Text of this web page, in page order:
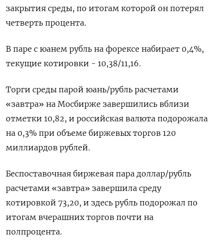
закрытия среды, по итогам которой он потерял
четверть процента.
В ​паре с юанем рубль на форексе ​набирает 0,4%,
текущие котировки - 10,38/11,16.
Торги среды парой ​юань/рубль расчетами
«завтра» ⁠на Мосбирже завершились вблизи
отметки 10,82, и российская валюта подорожала
на 0,3% при объеме биржевых ‌торгов 120
миллиардов рублей.
Беспоставочная биржевая пара доллар/рубль
расчетами «завтра» завершила ‌среду
котировкой 73,20, и здесь рубль подорожал по
итогам вчерашних торгов почти на
полпроцента.